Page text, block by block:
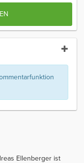
Ellenberger ist